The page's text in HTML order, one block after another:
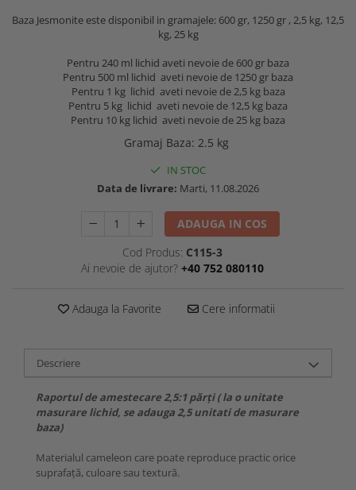
Baza Jesmonite este disponibil in gramajele: 600 gr, 1250 gr , 2,5 kg, 12,5
kg, 25 kg
Pentru 240 ml lichid aveti nevoie de 600 gr baza
Pentru 500 ml lichid aveti nevoie de 1250 gr baza
Pentru 1 kg lichid aveti nevoie de 2,5 kg baza
Pentru 5 kg lichid aveti nevoie de 12,5 kg baza
Pentru 10 kg lichid aveti nevoie de 25 kg baza
Gramaj Baza: 2.5 kg
IN STOC
Data de livrare: Marti, 11.08.2026
ADAUGA IN COS
Cod Produs: C115-3
Ai nevoie de ajutor? +40 752 080110
Adauga la Favorite Cere informatii
Descriere
Raportul de amestecare 2,5:1 părți ( la o unitate
masurare lichid, se adauga 2,5 unitati de masurare
baza)
Materialul cameleon care poate reproduce practic orice
suprafață, culoare sau textură.